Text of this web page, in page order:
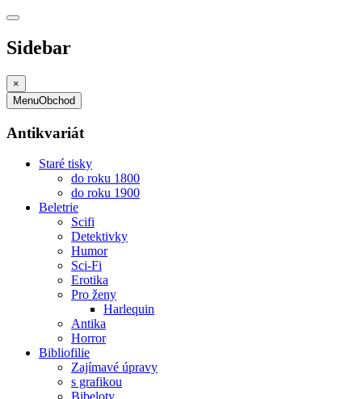
Sidebar
×
MenuObchod
Antikvariát
Staré tisky
do roku 1800
do roku 1900
Beletrie
Scifi
Detektivky
Humor
Sci-Fi
Erotika
Pro ženy
Harlequin
Antika
Horror
Bibliofilie
Zajímavé úpravy
s grafikou